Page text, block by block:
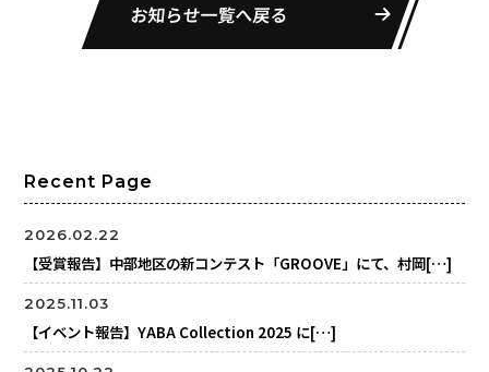
お知らせ一覧へ戻る
Recent Page
2026.02.22
【受賞報告】中部地区の新コンテスト「GROOVE」にて、村岡[…]
2025.11.03
【イベント報告】YABA Collection 2025 に[…]